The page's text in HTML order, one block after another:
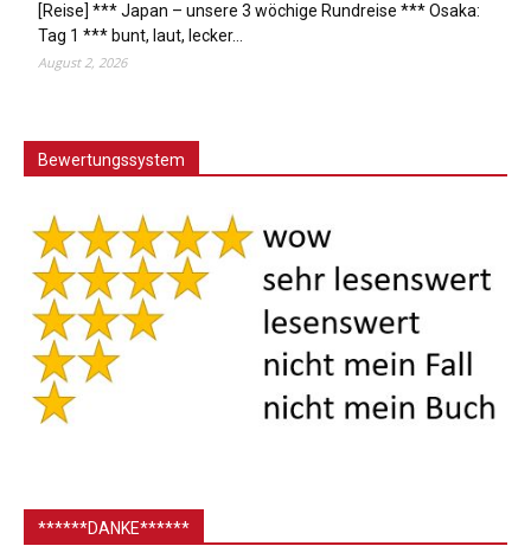
[Reise] *** Japan – unsere 3 wöchige Rundreise *** Osaka:
Tag 1 *** bunt, laut, lecker…
August 2, 2026
Bewertungssystem
******DANKE******